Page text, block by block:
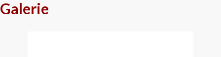
Galerie